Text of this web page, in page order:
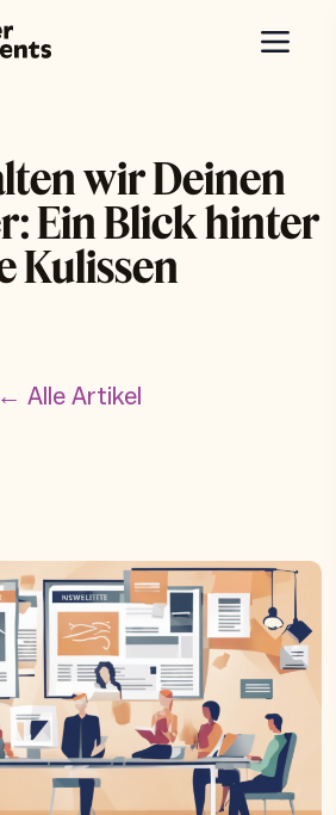
wir Deinen
Ein Blick hinter
Kulissen
← Alle Artikel